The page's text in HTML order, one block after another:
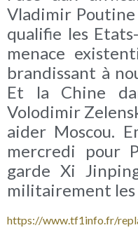
Vladimir
qualifie les
menace
brandissant à
Et la Chine
Volodimir
aider Moscou.
mercredi pour
garde Xi
militairement les
https://www.tf1info.fr/